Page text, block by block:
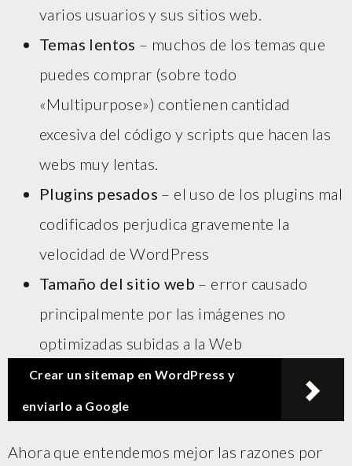
varios usuarios y sus sitios web.
Temas lentos – muchos de los temas que
puedes comprar (sobre todo
«Multipurpose») contienen cantidad
excesiva del código y scripts que hacen las
webs muy lentas.
Plugins pesados – el uso de los plugins mal
codificados perjudica gravemente la
velocidad de WordPress
Tamaño del sitio web – error causado
principalmente por las imágenes no
optimizadas subidas a la Web
Crear un sitemap en WordPress y
enviarlo a Google
Ahora que entendemos mejor las razones por